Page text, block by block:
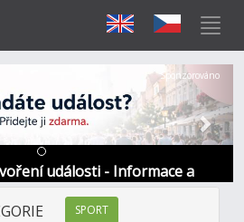
události - Informace a
Další
Sponzorováno
SPORT